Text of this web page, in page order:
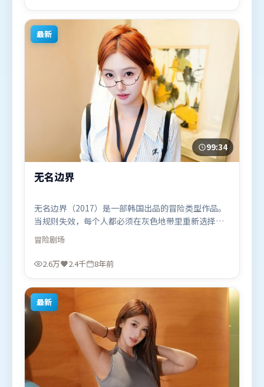
题材的观众观看。
最新
99:34
无名边界
无名边界（2017）是一部韩国出品的冒险类型作品。
当规则失效，每个人都必须在灰色地带里重新选择立
场与底线。高潮段落信息密度高，情绪释放与主题回
扣同时完成。由李安执导，易烊千玺、周迅、长泽雅
美，基里安·墨菲、杨幂等联袂出演。影片于2017年
险题材的观众观看。
冒险剧场
2.6万 2.4千 8年前
最新